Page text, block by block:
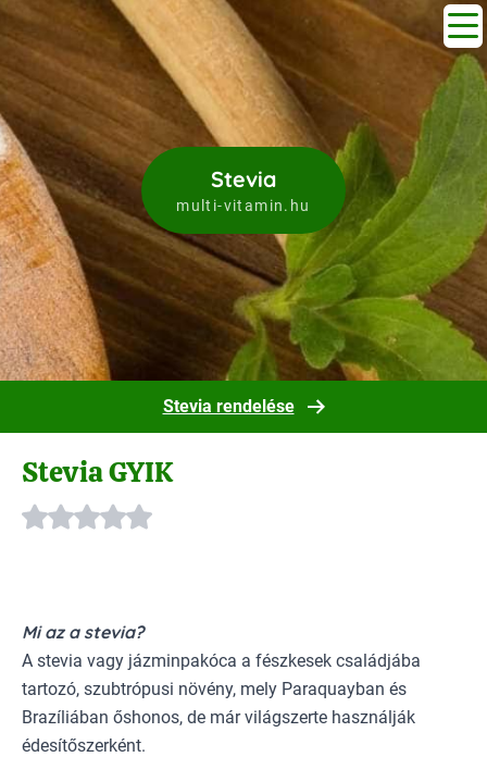
Stevia
multi-vitamin.hu
Stevia rendelése
Stevia GYIK
Mi az a stevia?
A stevia vagy jázminpakóca a fészkesek családjába
tartozó, szubtrópusi növény, mely Paraquayban és
Brazíliában őshonos, de már világszerte használják
édesítőszerként.